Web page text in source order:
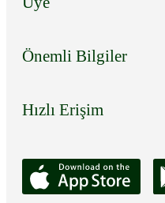
Önemli Bilgiler
Hızlı Erişim